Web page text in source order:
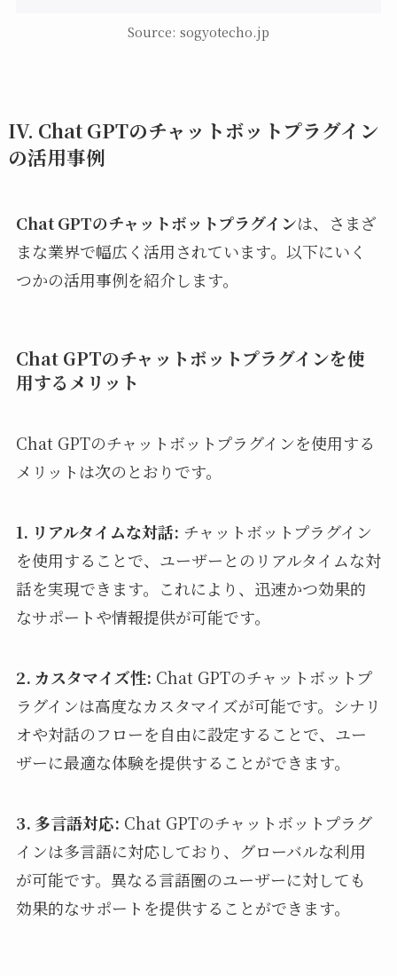
Source: sogyotecho.jp
IV. Chat GPTのチャットボットプラグイン
の活用事例
Chat GPTのチャットボットプラグインは、さまざ
まな業界で幅広く活用されています。以下にいく
つかの活用事例を紹介します。
Chat GPTのチャットボットプラグインを使
用するメリット
Chat GPTのチャットボットプラグインを使用する
メリットは次のとおりです。
1. リアルタイムな対話: チャットボットプラグイン
を使用することで、ユーザーとのリアルタイムな対
話を実現できます。これにより、迅速かつ効果的
なサポートや情報提供が可能です。
2. カスタマイズ性: Chat GPTのチャットボットプ
ラグインは高度なカスタマイズが可能です。シナリ
オや対話のフローを自由に設定することで、ユー
ザーに最適な体験を提供することができます。
3. 多言語対応: Chat GPTのチャットボットプラグ
インは多言語に対応しており、グローバルな利用
が可能です。異なる言語圏のユーザーに対しても
効果的なサポートを提供することができます。